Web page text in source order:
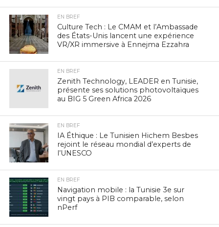
EN BREF
Culture Tech : Le CMAM et l’Ambassade
des États-Unis lancent une expérience
VR/XR immersive à Ennejma Ezzahra
EN BREF
Zenith Technology, LEADER en Tunisie,
présente ses solutions photovoltaïques
au BIG 5 Green Africa 2026
EN BREF
IA Éthique : Le Tunisien Hichem Besbes
rejoint le réseau mondial d’experts de
l’UNESCO
EN BREF
Navigation mobile : la Tunisie 3e sur
vingt pays à PIB comparable, selon
nPerf